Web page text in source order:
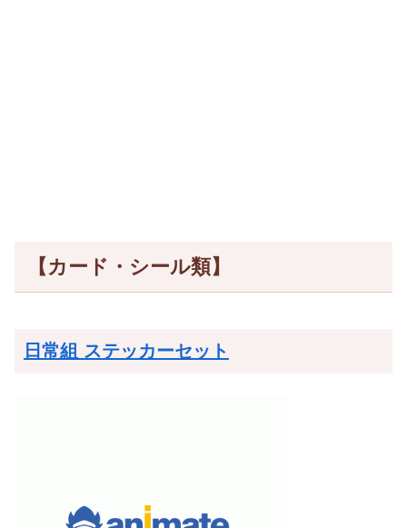
【カード・シール類】
日常組 ステッカーセット